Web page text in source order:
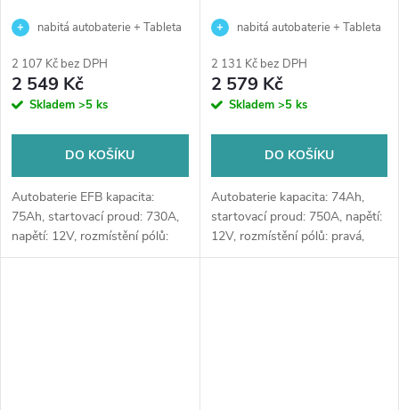
nabitá autobaterie + Tableta
výkup staré baterie při doručení
nebo v prodejně Jinočany
2 107 Kč bez DPH
2 549 Kč
Skladem >5 ks
DO KOŠÍKU
Autobaterie EFB kapacita:
75Ah, startovací proud: 730A,
napětí: 12V, rozmístění pólů:
pravá, rozměry: 315 x 175 x
nabitá autobaterie + Tableta
výkup staré baterie při doručení
nebo v prodejně Jinočany
2 131 Kč bez DPH
2 579 Kč
Skladem >5 ks
DO KOŠÍKU
Autobaterie kapacita: 74Ah,
startovací proud: 750A, napětí:
12V, rozmístění pólů: pravá,
rozměry: 278 x 175 x 175,